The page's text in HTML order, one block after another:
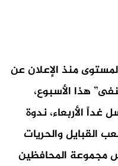
منذ الإعلان عن
هذا الأسبوع،
غداً الأربعاء، ندوة
القبايل والحريات
مجموعة المحافظين